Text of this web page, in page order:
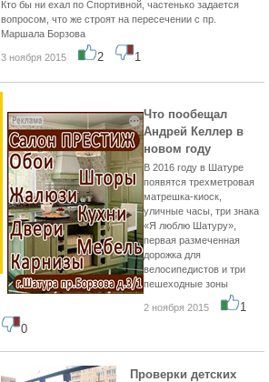
Кто бы ни ехал по Спортивной, частенько задается
вопросом, что же строят на пересечении с пр.
Маршала Борзова
3 ноября 2015 2 1
Что пообещал
Андрей Келлер в
новом году
В 2016 году в Шатуре
появятся трехметровая
матрешка-киоск,
уличные часы, три знака
«Я люблю Шатуру»,
первая размеченная
дорожка для
велосипедистов и три
пешеходные зоны
2 ноября 2015
1
0
Проверки детских